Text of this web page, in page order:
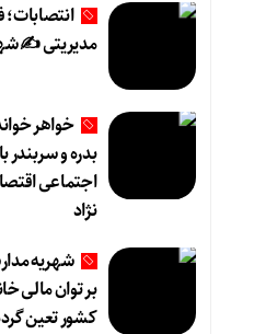
مدیریتی ✍
خواهر
اجتماعی
نژاد
شهریه
بر توان مالی
کشور تعین